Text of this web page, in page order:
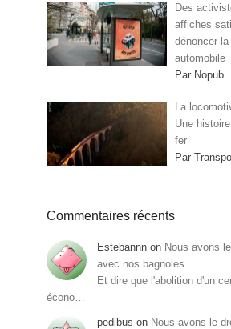
Des
affiches
dénoncer
automobile
Par Nopub
La
Une
fer
Par
Commentaires récents
Estebannn on Nous avons
avec nos bagnoles
Et dire que l'abolition d'un
écono…
pedibus on Nous avons le